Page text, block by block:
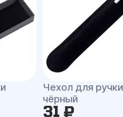
Чехол для
чёрный
31 ₽